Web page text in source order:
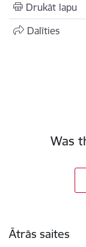
Drukāt lapu
Dalīties
Was
Ātrās saites